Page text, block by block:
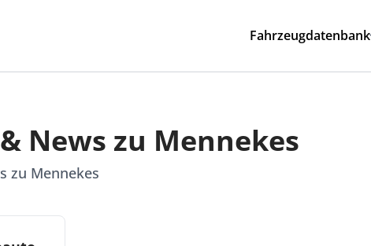
Fahrzeugdatenbank
News zu Mennekes
zu Mennekes